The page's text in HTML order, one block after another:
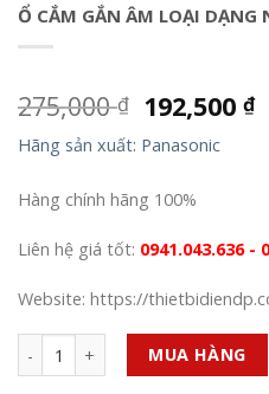
Ổ CẮM GẮN ÂM LOẠI DẠNG
275,000₫ 192,500₫
Hãng sản xuất: Panasonic
Hàng chính hãng 100%
Liên hệ giá tốt: 0941.043.636 -
Website: https://
Số lượng MUA HÀNG